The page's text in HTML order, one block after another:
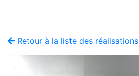
Retour à la liste des réalisations